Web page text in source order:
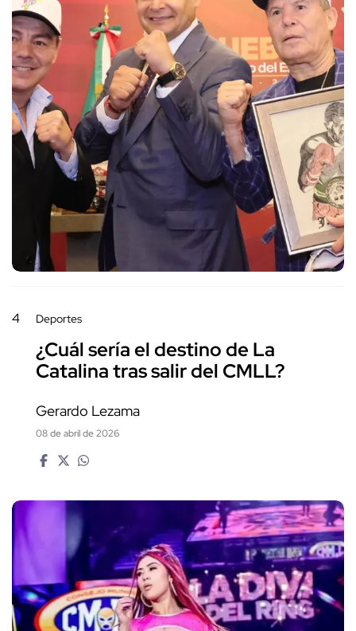
4 Deportes
¿Cuál sería el destino de La
Catalina tras salir del CMLL?
Gerardo Lezama
08 de abril de 2026